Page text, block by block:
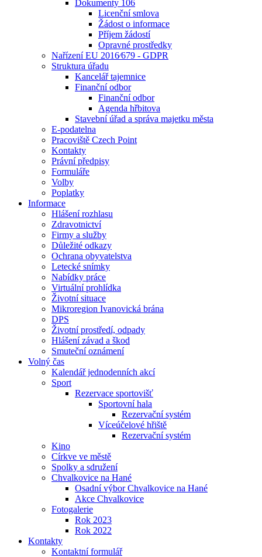
Dokumenty 106
Licenční smlova
Žádost o informace
Příjem žádostí
Opravné prostředky
Nařízení EU 2016⁄679 - GDPR
Struktura úřadu
Kancelář tajemnice
Finanční odbor
Finanční odbor
Agenda hřbitova
Stavební úřad a správa majetku města
E-podatelna
Pracoviště Czech Point
Kontakty
Právní předpisy
Formuláře
Volby
Poplatky
Informace
Hlášení rozhlasu
Zdravotnictví
Firmy a služby
Důležité odkazy
Ochrana obyvatelstva
Letecké snímky
Nabídky práce
Virtuální prohlídka
Životní situace
Mikroregion Ivanovická brána
DPS
Životní prostředí, odpady
Hlášení závad a škod
Smuteční oznámení
Volný čas
Kalendář jednodenních akcí
Sport
Rezervace sportovišť
Sportovní hala
Rezervační systém
Víceúčelové hřiště
Rezervační systém
Kino
Církve ve městě
Spolky a sdružení
Chvalkovice na Hané
Osadní výbor Chvalkovice na Hané
Akce Chvalkovice
Fotogalerie
Rok 2023
Rok 2022
Kontakty
Kontaktní formulář